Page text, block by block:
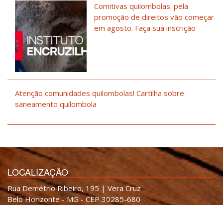
Comitivas quilombolas: pela
promoção de direitos vão começar
em agosto. Faça sua inscrição
Atenção comunidades quilombolas! Cartilha sobre
saneamento quilombola
LOCALIZAÇÃO
Rua Demétrio Ribeiro, 195 | Vera Cruz
Belo Horizonte - MG - CEP 30285-680